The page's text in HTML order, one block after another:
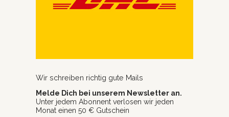
Wir schreiben richtig gute Mails
Melde Dich bei unserem Newsletter an.
Unter jedem Abonnent verlosen wir jeden
Monat einen 50 € Gutschein